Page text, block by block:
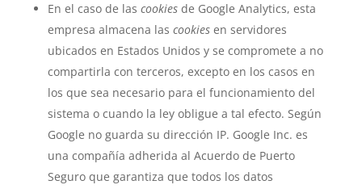
En el caso de las cookiesde Google Analytics, esta
empresa almacena las cookiesen servidores
ubicados en Estados Unidos y se compromete a no
compartirla con terceros, excepto en los casos en
los que sea necesario para el funcionamiento del
sistema o cuando la ley obligue a tal efecto. Según
Google no guarda su dirección IP. Google Inc. es
una compañía adherida al Acuerdo de Puerto
Seguro que garantiza que todos los datos